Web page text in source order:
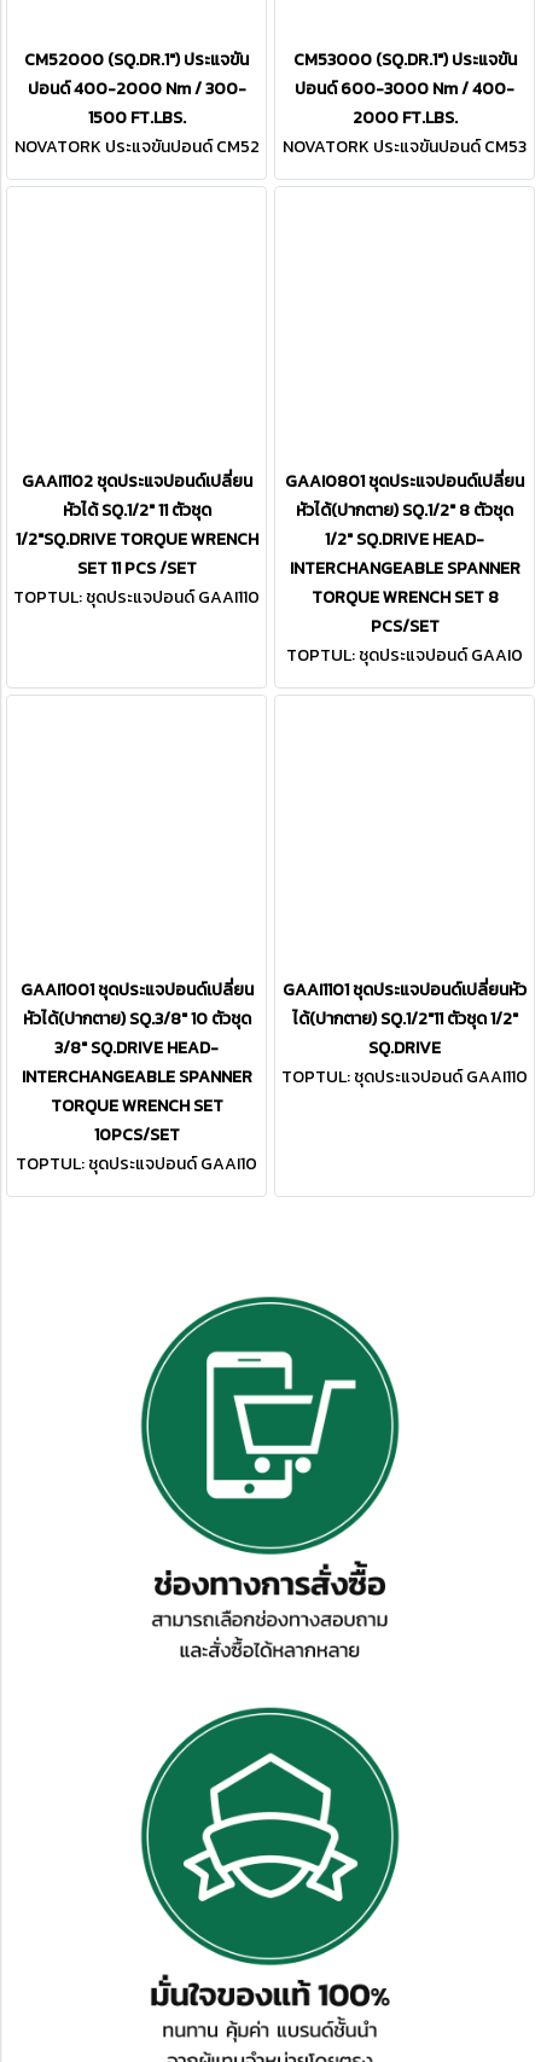
CM52000 (SQ.DR.1") ประแจขัน
ปอนด์ 400-2000 Nm / 300-
1500 FT.LBS.
NOVATORK ประแจขันปอนด์ CM52
CM53000 (SQ.DR.1") ประแจขัน
ปอนด์ 600-3000 Nm / 400-
2000 FT.LBS.
NOVATORK ประแจขันปอนด์ CM53
GAAI1102 ชุดประแจปอนด์เปลี่ยน
หัวได้ SQ.1/2" 11 ตัวชุด
1/2"SQ.DRIVE TORQUE WRENCH
SET 11 PCS /SET
TOPTUL: ชุดประแจปอนด์ GAAI110
GAAI0801 ชุดประแจปอนด์เปลี่ยน
หัวได้(ปากตาย) SQ.1/2" 8 ตัวชุด
1/2" SQ.DRIVE HEAD-
INTERCHANGEABLE SPANNER
TORQUE WRENCH SET 8
PCS/SET
TOPTUL: ชุดประแจปอนด์ GAAI0
GAAI1001 ชุดประแจปอนด์เปลี่ยน
หัวได้(ปากตาย) SQ.3/8" 10 ตัวชุด
3/8" SQ.DRIVE HEAD-
INTERCHANGEABLE SPANNER
TORQUE WRENCH SET
10PCS/SET
TOPTUL: ชุดประแจปอนด์ GAAI10
GAAI1101 ชุดประแจปอนด์เปลี่ยนหัว
ได้(ปากตาย) SQ.1/2"11 ตัวชุด 1/2"
SQ.DRIVE
TOPTUL: ชุดประแจปอนด์ GAAI110